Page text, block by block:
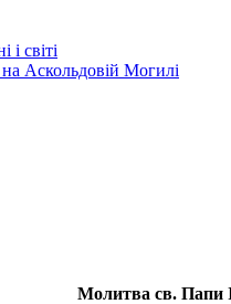
світі
Аскольдовій Могилі
Молитва св. Папи